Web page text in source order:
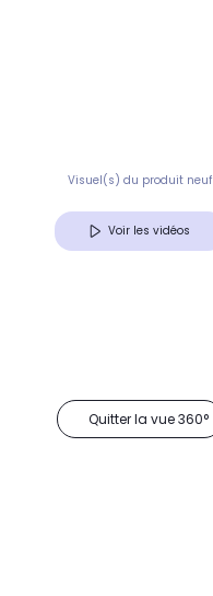
Visuel(s) du produit neuf
Voir les vidéos
Quitter la vue 360°